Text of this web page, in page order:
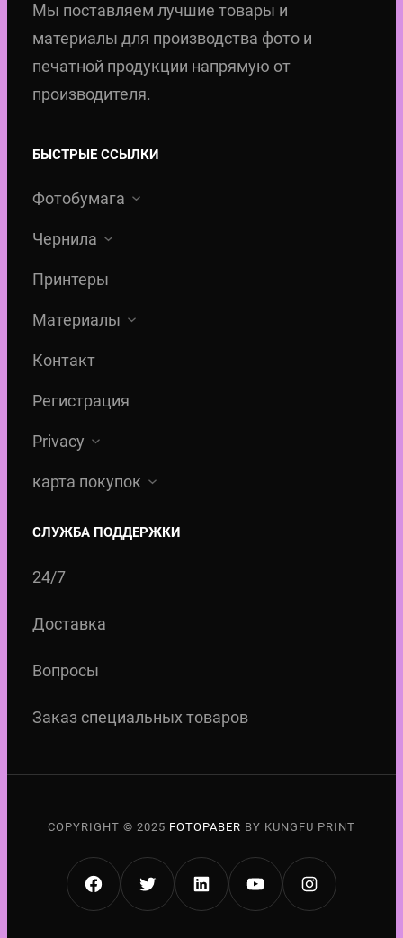
Мы поставляем лучшие товары и
материалы для производства фото и
печатной продукции напрямую от
производителя.
БЫСТРЫЕ ССЫЛКИ
Фотобумага
Чернила
Принтеры
Материалы
Контакт
Регистрация
Privacy
карта покупок
СЛУЖБА ПОДДЕРЖКИ
24/7
Доставка
Вопросы
Заказ специальных товаров
COPYRIGHT © 2025 FOTOPABER BY KUNGFU PRINT
FACEBOOK
TWITTERLINKEDINYOUTUBE